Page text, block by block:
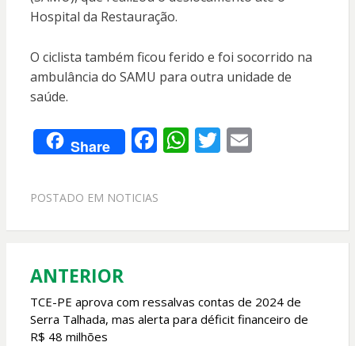
Hospital da Restauração.
O ciclista também ficou ferido e foi socorrido na
ambulância do SAMU para outra unidade de
saúde.
Share F
e
o
k
W
A
p
T E
POSTADO EM NOTICIAS
Navegação
de
Post
ANTERIOR
TCE-PE aprova com ressalvas contas de 2024 de
Serra Talhada, mas alerta para déficit financeiro de
R$ 48 milhões